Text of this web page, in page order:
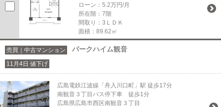
ローン：5.2万円/月
所在階：7階
間取り：3ＬＤＫ
面積：89.62㎡
売買｜中古マンション パークハイム観音
11月4日 値下げ
広島電鉄江波線「舟入川口町」駅 徒歩17分
南観音３丁目バス停下車 徒歩1分
広島県広島市西区南観音３丁目